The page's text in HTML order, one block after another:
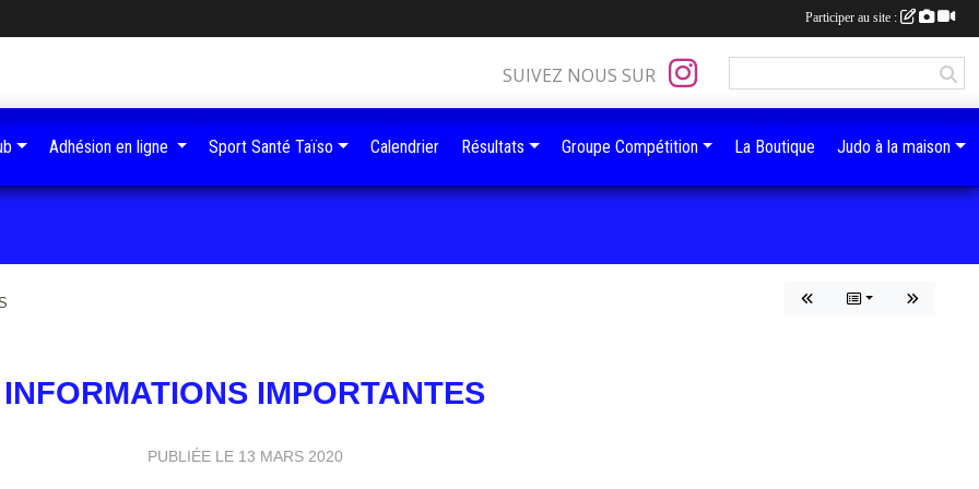
INFORMATIONS IMPORTANTES
PUBLIÉE LE 13 MARS 2020
SUIVEZ NOUS SUR
Adhésion en ligne Sport Santé Taïso Calendrier Résultats Groupe Compétition La Boutique Judo à la maison
Participer au site :